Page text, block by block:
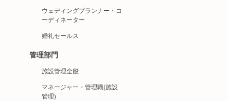
ウェディングプランナー・コ
ーディネーター
婚礼セールス
管理部門
施設管理全般
マネージャー・管理職(施設
管理)